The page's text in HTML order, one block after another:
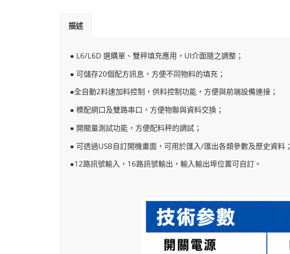
描述
● L6/L6D 選購單、雙秤填充應用，UI介面隨之調整；
● 可儲存20個配方訊息，方便不同物料的填充；
●全自動2料速加料控制，供料控制功能，方便與前端設備連接；
● 標配網口及雙路串口，方便物聯與資料交換；
● 開關量測試功能，方便配料秤的調試；
● 可透過USB自訂開機畫面，可用於匯入/匯出各類參數及歷史資料；
●12路訊號輸入，16路訊號輸出，輸入輸出埠位置可自訂。